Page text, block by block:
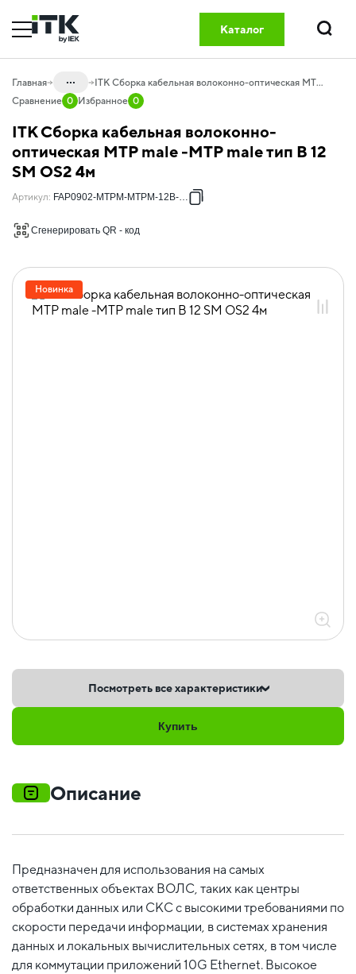
Каталог
Поиск
Главная ...
20.04 Оптический кабель и
компоненты
сборки GREEN
сборки OS2
ITK Сборка кабельная волоконно-оптическая MTP male -MTP male тип B 12 SM OS2 4м
Сравнение 0 Избранное 0
ITK Сборка кабельная волоконно-
оптическая MTP male -MTP male тип B 12
SM OS2 4м
Новинка
Артикул: FAP0902-MTPM-MTPM-12B-004
Сгенерировать QR - код
Посмотреть все характеристики
Купить
Описание
Предназначен для использования на самых
ответственных объектах ВОЛС, таких как центры
обработки данных или СКС с высокими требованиями по
скорости передачи информации, в системах хранения
данных и локальных вычислительных сетях, в том числе
для коммутации приложений 10G Ethernet. Высокое